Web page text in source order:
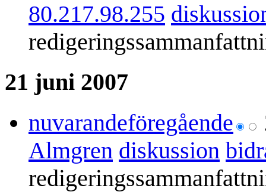
80.217.98.255
21 juni 2007
nuvarandeföregående
Almgren diskussion